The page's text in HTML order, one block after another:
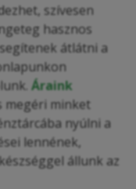
szívesen
hasznos
átlátni a
Áraink
megéri minket
nyúlni a
lennének,
állunk az